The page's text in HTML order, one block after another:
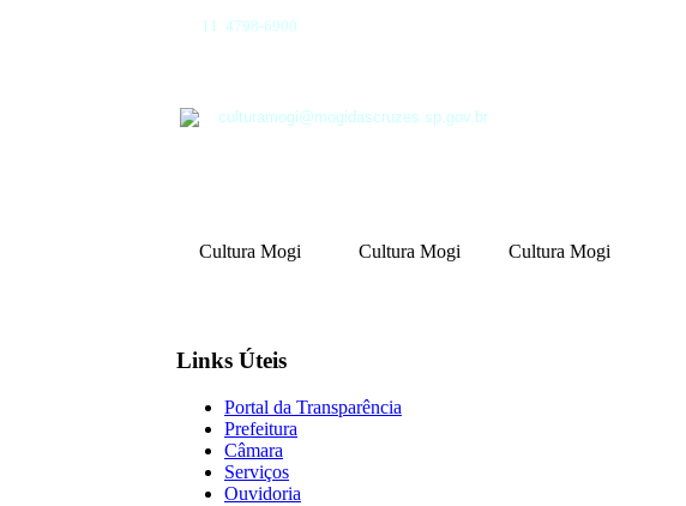
11 4798-6900
culturamogi@mogidascruzes.sp.gov.br
Cultura Mogi Cultura Mogi Cultura Mogi
Links Úteis
Portal da Transparência
Prefeitura
Câmara
Serviços
Ouvidoria